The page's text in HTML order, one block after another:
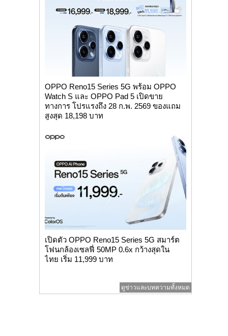
OPPO Reno15 Series 5G พร้อม OPPO
Watch S และ OPPO Pad 5 เปิดขาย
ทางการ โปรแรงถึง 28 ก.พ. 2569 ของแถม
สูงสุด 18,198 บาท
เปิดตัว OPPO Reno15 Series 5G สมาร์ต
โฟนกล้องเซลฟี่ 50MP 0.6x กว้างสุดใน
ไทย เริ่ม 11,999 บาท
ดูข่าวและบทความทั้งหมด